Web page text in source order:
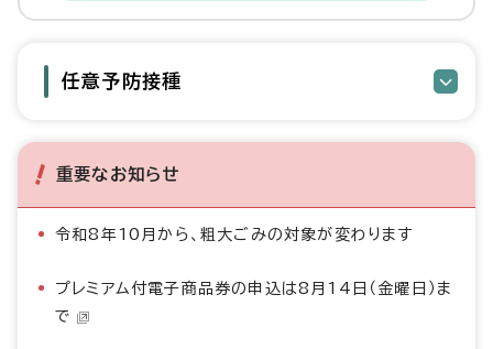
任意予防接種
重要なお知らせ
令和8年10月から、粗大ごみの対象が変わります
プレミアム付電子商品券の申込は8月14日（金曜日）ま
で